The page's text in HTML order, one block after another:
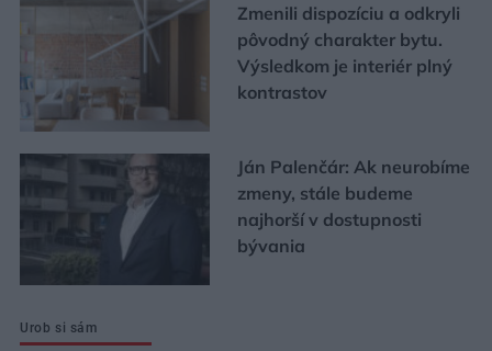
Zmenili dispozíciu a odkryli
pôvodný charakter bytu.
Výsledkom je interiér plný
kontrastov
Ján Palenčár: Ak neurobíme
zmeny, stále budeme
najhorší v dostupnosti
bývania
Urob si sám